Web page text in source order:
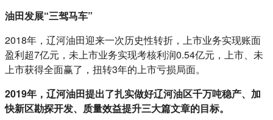
油田发展“三驾马车”
2018年，辽河油田迎来一次历史性转折，上市业务实现账面
盈利超7亿元，未上市业务实现考核利润0.54亿元，上市、未
上市获得全面赢了，扭转3年的上市亏损局面。
2019年，辽河油田提出了扎实做好辽河油区千万吨稳产、加
快新区勘探开发、质量效益提升三大篇文章的目标。